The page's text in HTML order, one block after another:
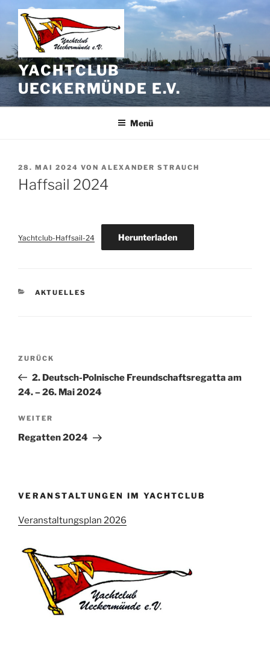
Zum
Inhalt
springen
YACHTCLUB
UECKERMÜNDE E.V.
Menü
VERÖFFENTLICHT
AM
28. MAI 2024 VON ALEXANDER STRAUCH
Haffsail 2024
Yachtclub-Haffsail-24 Herunterladen
KATEGORIEN
AKTUELLES
Beitragsnavigation
Vorheriger
Beitrag
ZURÜCK
2. Deutsch-Polnische Freundschaftsregatta am
24. – 26. Mai 2024
Nächster
Beitrag
WEITER
Regatten 2024
VERANSTALTUNGEN IM YACHTCLUB
Veranstaltungsplan 2026